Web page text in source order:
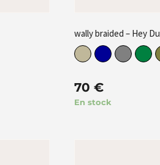
wally braided – Hey
70€
En stock